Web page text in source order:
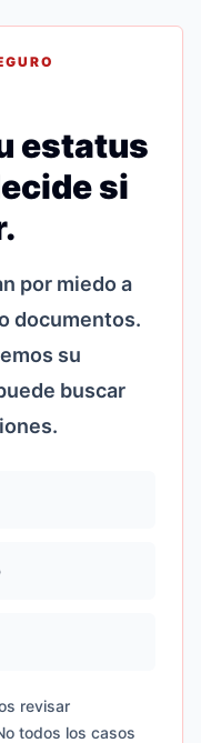
estatus
si
por miedo a
documentos.
su
buscar
revisar
todos los casos